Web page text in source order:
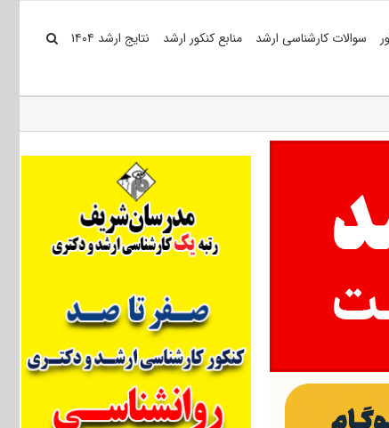
سوالات کارشناسی ارشد منابع کنکور ارشد نتایج ارشد ۱۴۰۴